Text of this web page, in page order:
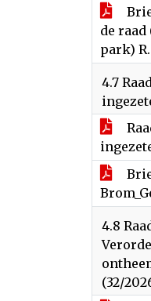
de
park)
4.7
4.8
(32/